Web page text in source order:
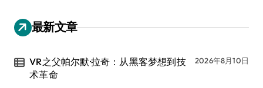
最新文章
VR之父帕尔默·拉奇：从黑客梦想到技
术革命
2026年8月10日